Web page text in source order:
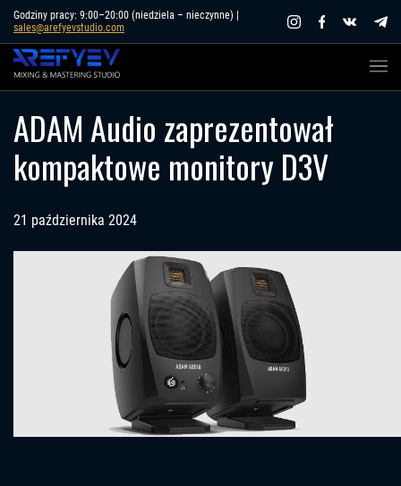
Skip
content
Godziny pracy: 9:00–20:00 (niedziela – nieczynne) |
sales@arefyevstudio.com
ADAM Audio zaprezentował
kompaktowe monitory D3V
21 października 2024